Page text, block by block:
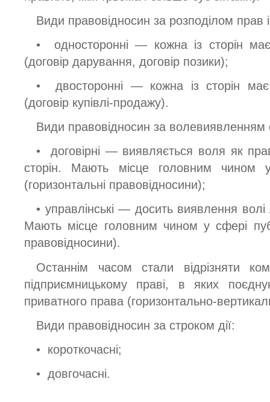
Види правовідносин за розподілом прав
• односторонні — кожна із сторін
(договір дарування, договір позики);
• двосторонні — кожна із сторін
(договір купівлі-продажу).
Види правовідносин за волевиявленням
• договірні — виявляється воля як
сторін. Мають місце головним чином
(горизонтальні правовідносини);
• управлінські — досить виявлення
Мають місце головним чином у сфері
правовідносини).
Останнім часом стали відрізняти
підприємницькому праві, в яких
приватного права (горизонтально-
Види правовідносин за строком дії:
• короткочасні;
• довгочасні.